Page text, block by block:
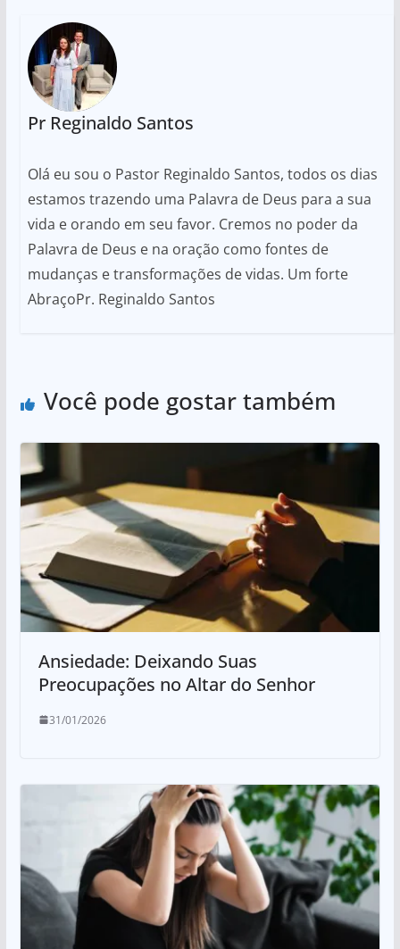
Pr Reginaldo Santos
Olá eu sou o Pastor Reginaldo Santos, todos os dias
estamos trazendo uma Palavra de Deus para a sua
vida e orando em seu favor. Cremos no poder da
Palavra de Deus e na oração como fontes de
mudanças e transformações de vidas. Um forte
AbraçoPr. Reginaldo Santos
Você pode gostar também
Ansiedade: Deixando Suas
Preocupações no Altar do Senhor
31/01/2026